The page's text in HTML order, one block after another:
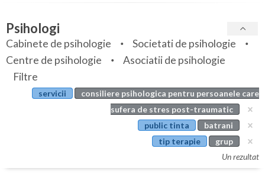
Bihor
Bistrita-Nasaud
Botosani
Specialitati
Servicii
Articole
Evenimente
Psihologi
Cabinete de psihologie
Societati de psihologie
Centre de psihologie
Asociatii de psihologie
Filtre
servicii
consiliere psihologica pentru persoanele care
sufera de stres post-traumatic
public tinta
batrani
tip terapie
grup
Un rezultat